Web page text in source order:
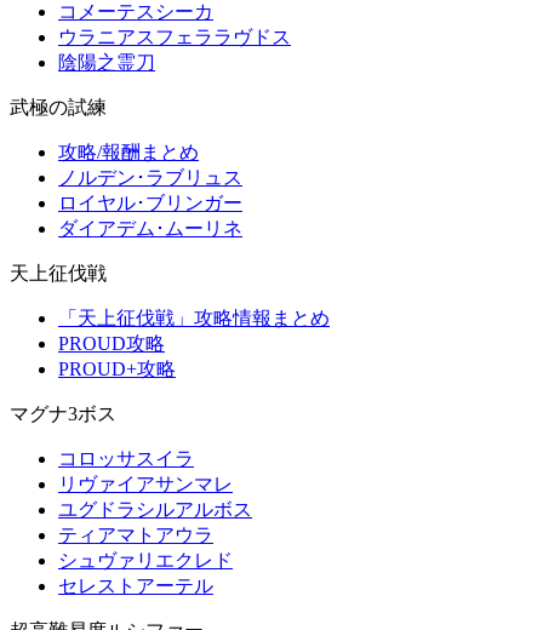
コメーテスシーカ
ウラニアスフェララヴドス
陰陽之霊刀
武極の試練
攻略/報酬まとめ
ノルデン･ラブリュス
ロイヤル･ブリンガー
ダイアデム･ムーリネ
天上征伐戦
「天上征伐戦」攻略情報まとめ
PROUD攻略
PROUD+攻略
マグナ3ボス
コロッサスイラ
リヴァイアサンマレ
ユグドラシルアルボス
ティアマトアウラ
シュヴァリエクレド
セレストアーテル